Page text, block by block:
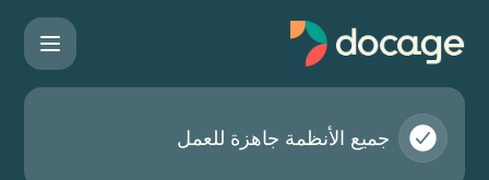
جميع الأنظمة جاهزة للعمل